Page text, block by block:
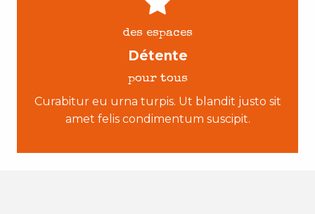
des espaces
Détente
pour tous
Curabitur eu urna turpis. Ut blandit justo sit
amet felis condimentum suscipit.